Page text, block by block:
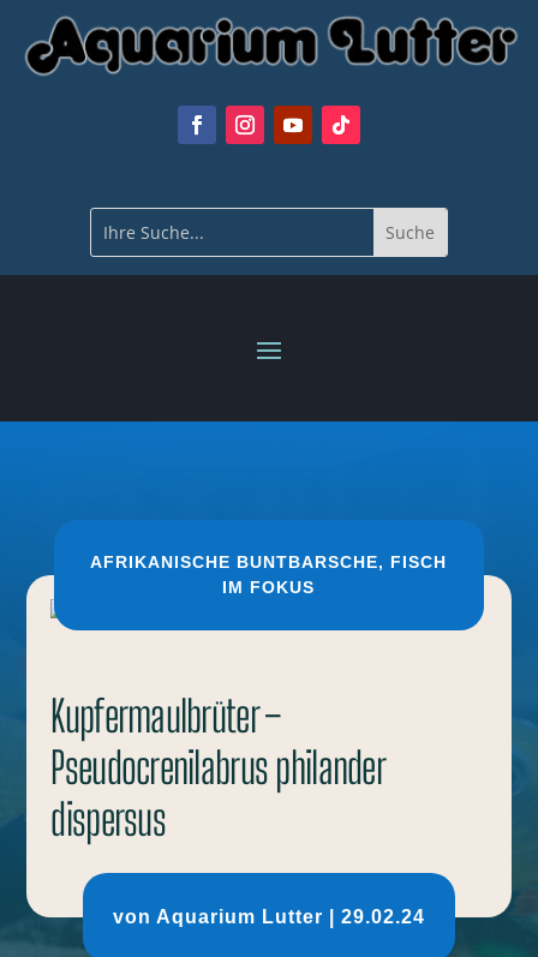
AFRIKANISCHE BUNTBARSCHE, FISCH
IM FOKUS
Kupfermaulbrüter –
Pseudocrenilabrus philander
dispersus
von Aquarium Lutter 29.02.24